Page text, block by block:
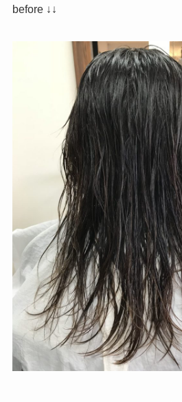
before ↓↓